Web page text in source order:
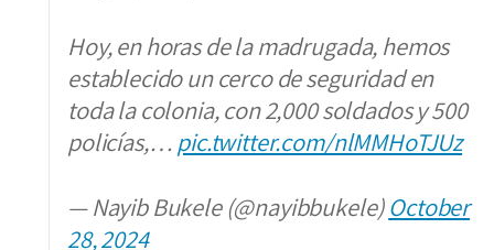
Hoy, en horas de la madrugada, hemos
establecido un cerco de seguridad en
toda la colonia, con 2,000 soldados y 500
policías,… pic.twitter.com/nlMMHoTJUz
— Nayib Bukele (@nayibbukele)October
28, 2024